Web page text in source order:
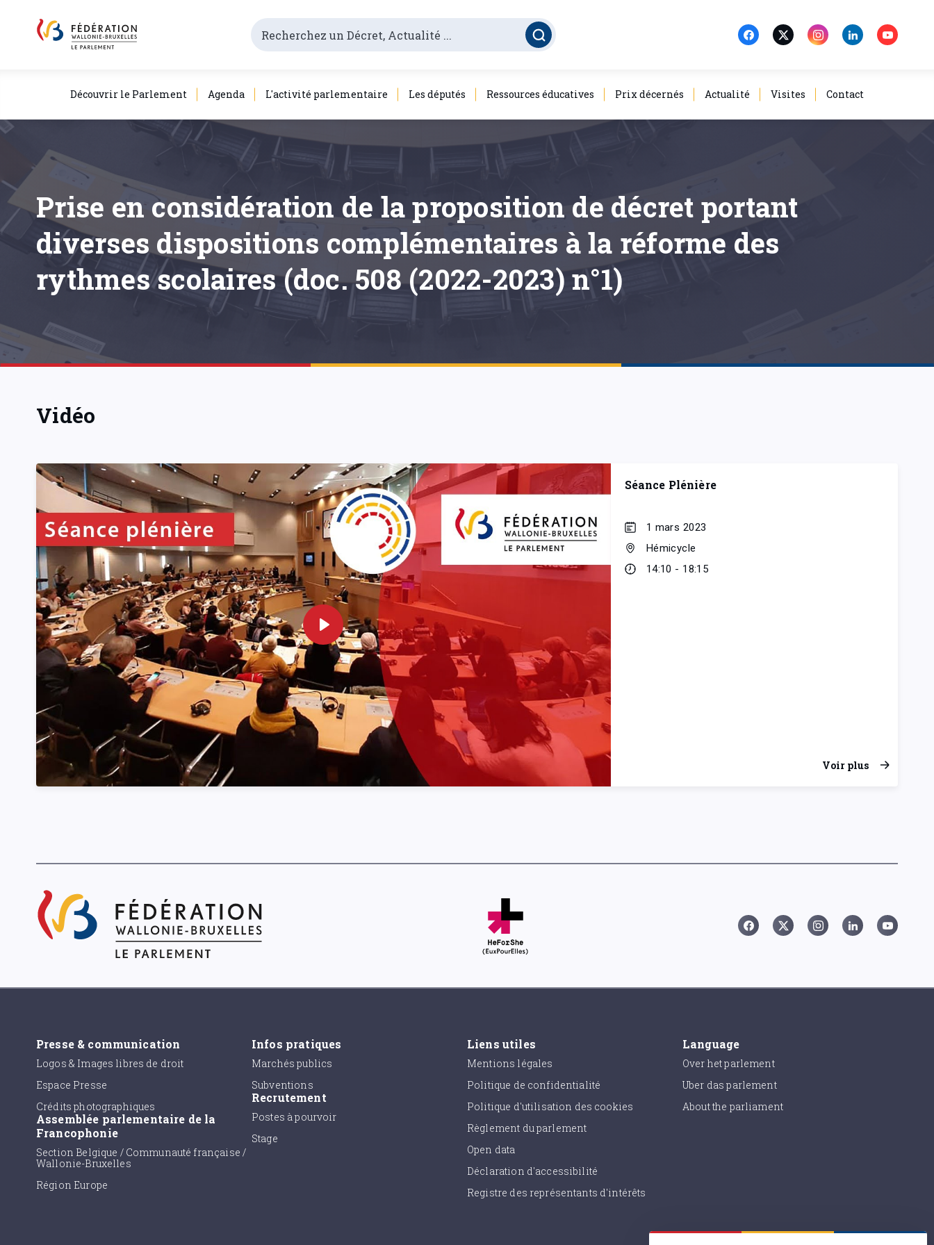
Découvrir le Parlement Agenda L'activité parlementaire Les députés Ressources éducatives Prix décernés Actualité Visites Contact
Prise en considération de la proposition de décret portant
diverses dispositions complémentaires à la réforme des
rythmes scolaires (doc. 508 (2022-2023) n°1)
Vidéo
Séance Plénière
1 mars 2023
Hémicycle
14:10 - 18:15
Voir plus
Presse & communication
Logos & Images libres de droit
Espace Presse
Crédits photographiques
Assemblée parlementaire de la
Francophonie
Section Belgique / Communauté française /
Wallonie-Bruxelles
Région Europe
Infos pratiques
Marchés publics
Subventions
Recrutement
Postes à pourvoir
Stage
Liens utiles
Mentions légales
Politique de confidentialité
Politique d'utilisation des cookies
Règlement du parlement
Open data
Déclaration d'accessibilité
Registre des représentants d'intérêts
Language
Over het parlement
Uber das parlement
About the parliament